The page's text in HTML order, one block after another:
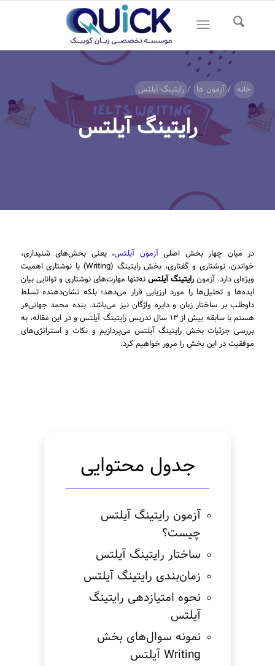
خانه / آزمون ها / رایتینگ آیلتس
رایتینگ آیلتس
در میان چهار بخش اصلیآزمون آیلتس، یعنی بخش‌های شنیداری،
خواندن، نوشتاری و گفتاری، بخش رایتینگ (Writing) یا نوشتاری اهمیت
ویژه‌ای دارد. آزمونرایتینگ آیلتسنه‌تنها مهارت‌های نوشتاری و توانایی بیان
ایده‌ها و تحلیل‌ها را مورد ارزیابی قرار می‌دهد؛ بلکه نشان‌دهنده تسلط
داوطلب بر ساختار زبان و دایره واژگان نیز می‌باشد. بنده محمد جهانی‌فر
هستم با سابقه بیش از ۱۳ سال تدریس رایتینگ آیلتس و در این مقاله، به
بررسی جزئیات بخش رایتینگ آیلتس می‌پردازیم و نکات و استراتژی‌های
موفقیت در این بخش را مرور خواهیم کرد.
جدول محتوایی
آزمون رایتینگ آیلتس
چیست؟
ساختار رایتینگ آیلتس
زمان‌بندی رایتینگ آیلتس
نحوه امتیازدهی رایتینگ
آیلتس
نمونه سوال‌های بخش
Writing آیلتس